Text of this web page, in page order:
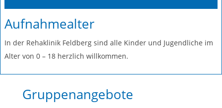
Aufnahmealter
In der Rehaklinik Feldberg sind alle Kinder und Jugendliche im
Alter von 0 – 18 herzlich willkommen.
Gruppenangebote